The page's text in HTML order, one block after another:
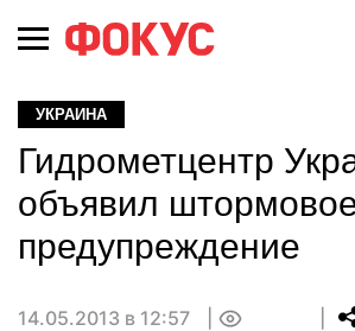
УКРАИНА
Гидрометцентр
объявил
предупреждение
14.05.2013 в 12:57